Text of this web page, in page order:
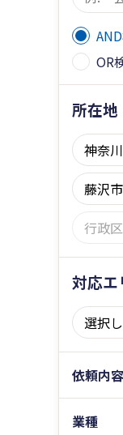
OR
所在地
対応エ
依頼内容
業種